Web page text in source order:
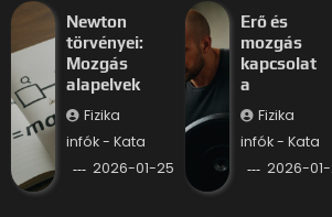
Newton
törvényei:
Mozgás
alapelvek
Fizika
infók - Kata
2026-01-25
Erő és
mozgás
kapcsolat
a
Fizika
infók - Kata
2026-